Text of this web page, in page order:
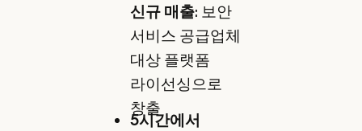
신규 매출: 보안
서비스 공급업체
대상 플랫폼
라이선싱으로
창출
5시간에서